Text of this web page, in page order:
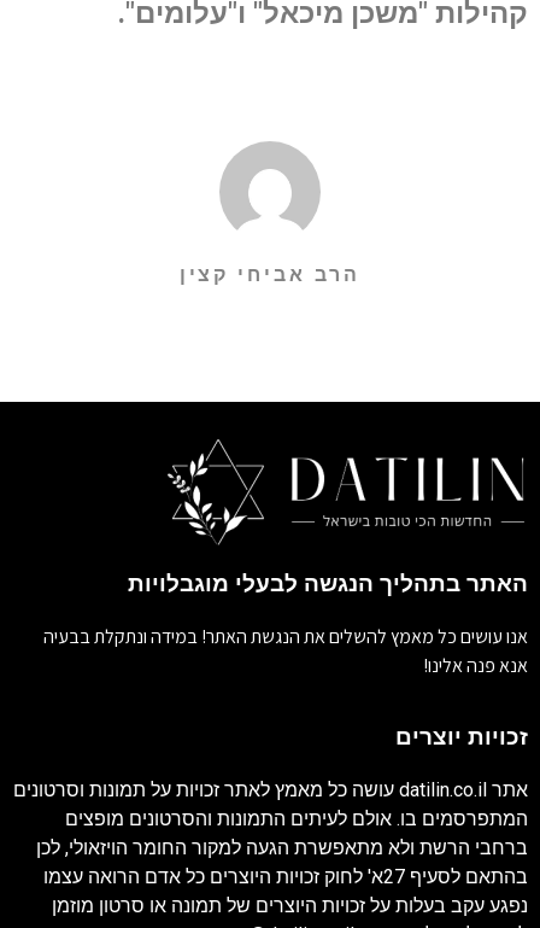
קהילות "משכן מיכאל" ו"עלומים".
הרב אביחי קצין
האתר בתהליך הנגשה לבעלי מוגבלויות
אנו עושים כל מאמץ להשלים את הנגשת האתר! במידה ונתקלת בבעיה
אנא פנה אלינו!
זכויות יוצרים
אתר datilin.co.il עושה כל מאמץ לאתר זכויות על תמונות וסרטונים
המתפרסמים בו. אולם לעיתים התמונות והסרטונים מופצים
ברחבי הרשת ולא מתאפשרת הגעה למקור החומר הויזאולי, לכן
בהתאם לסעיף 27א' לחוק זכויות היוצרים כל אדם הרואה עצמו
נפגע עקב בעלות על זכויות היוצרים של תמונה או סרטון מוזמן